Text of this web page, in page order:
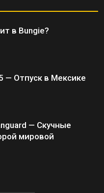
в Bungie?
— Отпуск в Мексике
— Скучные
мировой